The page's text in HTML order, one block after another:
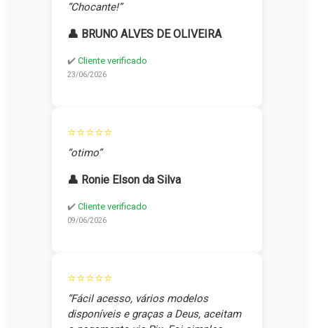
“Chocante!”
👤 BRUNO ALVES DE OLIVEIRA
✔️ Cliente verificado
23/06/2026
⭐⭐⭐⭐⭐
“otimo”
👤 Ronie Elson da Silva
✔️ Cliente verificado
09/06/2026
⭐⭐⭐⭐⭐
“Fácil acesso, vários modelos
disponíveis e graças a Deus, aceitam